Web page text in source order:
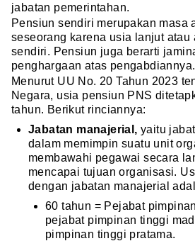
jabatan pemerintahan.
Pensiun sendiri merupakan masa
seseorang karena usia lanjut atau
sendiri. Pensiun juga berarti
penghargaan atas pengabdiannya.
Menurut UU No. 20 Tahun 2023
Negara, usia pensiun PNS
tahun. Berikut rinciannya:
Jabatan manajerial, yaitu
dalam memimpin suatu unit
membawahi pegawai secara
mencapai tujuan organisasi.
dengan jabatan manajerial
60 tahun = Pejabat
pejabat pimpinan tinggi
pimpinan tinggi pratama.